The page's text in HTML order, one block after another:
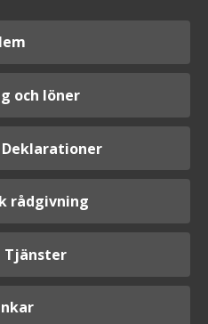
och löner
Deklarationer
rådgivning
Tjänster